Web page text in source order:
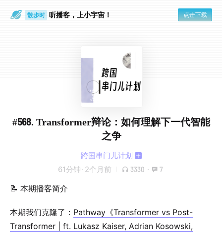
散步时 听播客，上小宇宙！ 点击下载
#568. Transformer辩论：如何理解下一代智能
之争
跨国串门儿计划
61分钟 · 2个月前 3330 · 7
📝 本期播客简介
本期我们克隆了： Pathway《Transformer vs Post-
Transformer | ft. Lukasz Kaiser, Adrian Kosowski,